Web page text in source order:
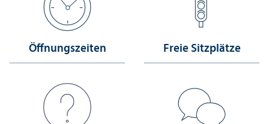
Öffnungs­zeiten Freie Sitzplätze